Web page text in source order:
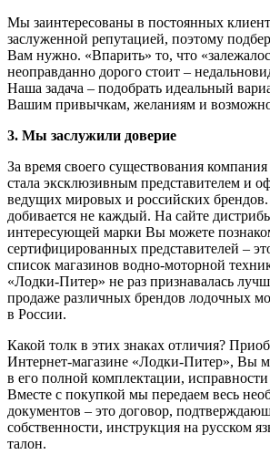
Мы заинтересованы в постоянных
заслуженной репутацией, поэтому
Вам нужно. «Впарить» то, что
неоправданно дорого стоит –
Наша задача – подобрать идеальный
Вашим привычкам, желаниям и
3. Мы заслужили доверие
За время своего существования
стала эксклюзивным представителем и
ведущих мировых и российских брендов.
добивается не каждый. На сайте
интересующей марки Вы можете
сертифицированных представителей –
список магазинов водно-моторной
«Лодки-Питер» не раз признавалась
продаже различных брендов лодочных
в России.
Какой толк в этих знаках отличия?
Интернет-магазине «Лодки-Питер», Вы
в его полной комплектации,
Вместе с покупкой мы передаем весь
документов – это договор,
собственности, инструкция на русском
талон.